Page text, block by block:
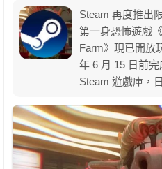
Steam 再度推出
第一身恐怖遊戲
Farm》現已開放
年 6 月 15 日前
Steam 遊戲庫，